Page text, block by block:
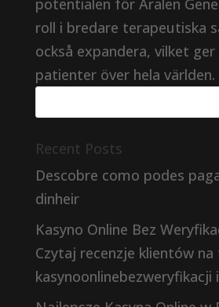
potentialen för Aralen
roll i bredare terapeutiska
också expandera, vilket
patienter över hela världen.
Recent Posts
Descobre como podes
dinheir
Kasyno Online Bez
Czytaj recenzje klientów
kasynoonlinebezweryfikacji